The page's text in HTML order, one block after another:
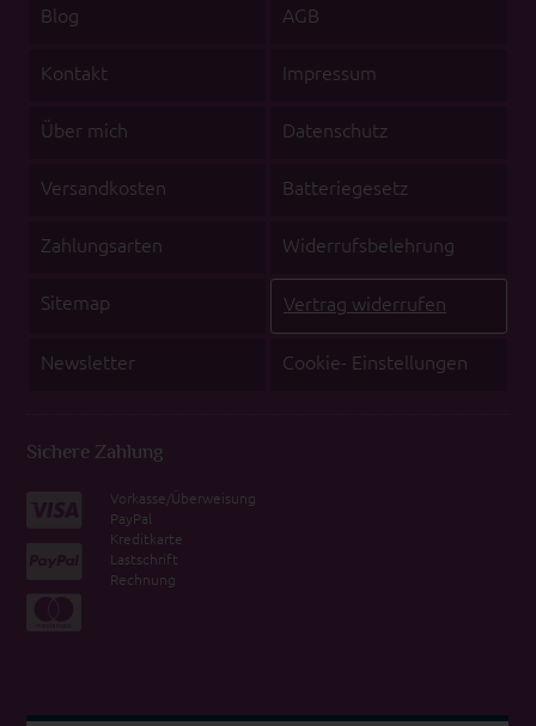
Blog AGB
Kontakt Impressum
Über mich Datenschutz
Versandkosten Batteriegesetz
Zahlungsarten Widerrufsbelehrung
Sitemap Vertrag widerrufen
Newsletter Cookie- Einstellungen
Sichere Zahlung
Vorkasse/Überweisung
PayPal
Kreditkarte
Lastschrift
Rechnung